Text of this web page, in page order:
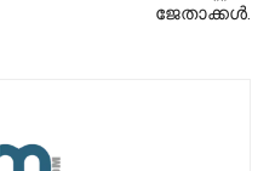
ജേതാക്കൾ.